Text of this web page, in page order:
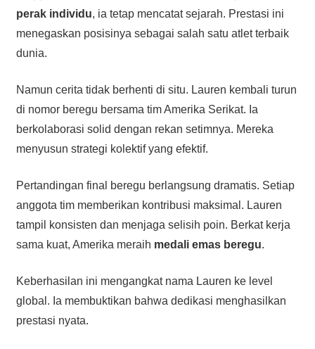
perak individu, ia tetap mencatat sejarah. Prestasi ini
menegaskan posisinya sebagai salah satu atlet terbaik
dunia.
Namun cerita tidak berhenti di situ. Lauren kembali turun
di nomor beregu bersama tim Amerika Serikat. Ia
berkolaborasi solid dengan rekan setimnya. Mereka
menyusun strategi kolektif yang efektif.
Pertandingan final beregu berlangsung dramatis. Setiap
anggota tim memberikan kontribusi maksimal. Lauren
tampil konsisten dan menjaga selisih poin. Berkat kerja
sama kuat, Amerika meraih medali emas beregu.
Keberhasilan ini mengangkat nama Lauren ke level
global. Ia membuktikan bahwa dedikasi menghasilkan
prestasi nyata.